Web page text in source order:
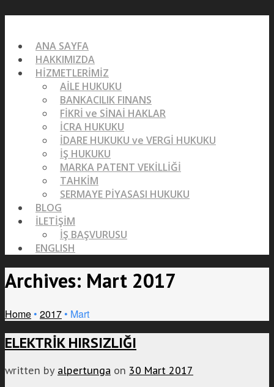
ANA SAYFA
HAKKIMIZDA
HİZMETLERİMİZ
AİLE HUKUKU
BANKACILIK FINANS
FİKRİ ve SİNAİ HAKLAR
İCRA HUKUKU
İDARE HUKUKU ve VERGİ HUKUKU
İŞ HUKUKU
MARKA PATENT VEKİLLİĞİ
TAHKİM
SERMAYE PİYASASI HUKUKU
BLOG
İLETİŞİM
İŞ BAŞVURUSU
ENGLISH
Archives: Mart 2017
Home • 2017 • Mart
ELEKTRİK HIRSIZLIĞI
written by alpertunga on 30 Mart 2017